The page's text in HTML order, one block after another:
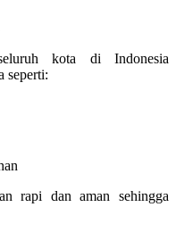
kota di Indonesia
seperti:
rapi dan aman sehingga